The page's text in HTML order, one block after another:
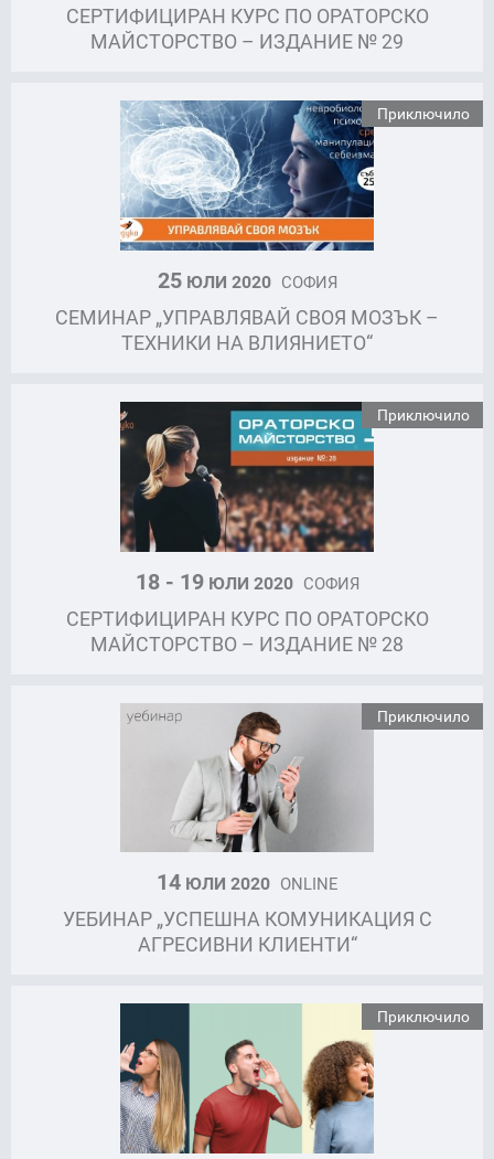
СЕРТИФИЦИРАН КУРС ПО ОРАТОРСКО
МАЙСТОРСТВО – ИЗДАНИЕ № 29
Приключило
25ЮЛИ 2020 СОФИЯ
СЕМИНАР „УПРАВЛЯВАЙ СВОЯ МОЗЪК –
ТЕХНИКИ НА ВЛИЯНИЕТО“
Приключило
18 - 19ЮЛИ 2020 СОФИЯ
СЕРТИФИЦИРАН КУРС ПО ОРАТОРСКО
МАЙСТОРСТВО – ИЗДАНИЕ № 28
Приключило
14 ЮЛИ 2020 ONLINE
УЕБИНАР „УСПЕШНА КОМУНИКАЦИЯ С
АГРЕСИВНИ КЛИЕНТИ“
Приключило